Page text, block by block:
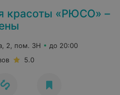
красоты «РЮСО» –
2, пом. 3Н
до 20:00
5.0